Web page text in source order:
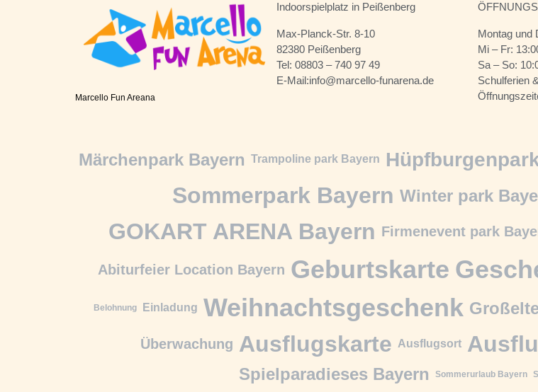
Marcello Fun Areana
Indoorspielplatz in Peißenberg
Max-Planck-Str. 8-10
82380 Peißenberg
Tel: 08803 – 740 97 49
E-Mail:info@marcello-funarena.de
Montag und
Mi – Fr:
Sa – So:
Schulferien
Märchenpark Bayern Trampoline park Bayern
Sommerpark Bayern Winter park
GOKART ARENA Bayern Firmenevent park
Abiturfeier Location Bayern Geburtskarte
Belohnung Einladung Weihnachtsgeschenk
Überwachung Ausflugskarte Ausflugsort
Spielparadieses Bayern Sommerurlaub Bayern